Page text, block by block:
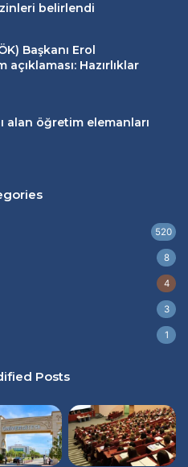
belirlendi
) Başkanı Erol
açıklaması: Hazırlıklar
alan öğretim elemanları
520
8
4
3
1
Posts